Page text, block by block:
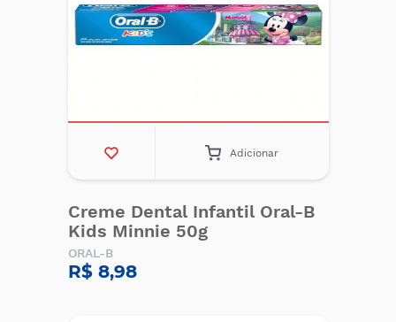
Adicionar
Creme Dental Infantil Oral-B
Kids Minnie 50g
ORAL-B
R$ 8,98